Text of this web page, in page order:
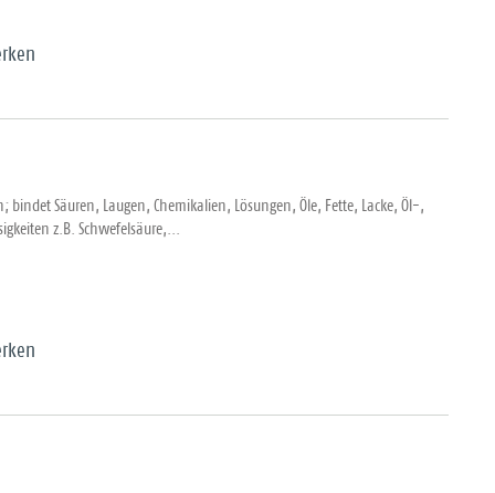
Säuren, Laugen, Chemikalien, Lösungen, Öle, Fette, Lacke, Öl-,
z.B. Schwefelsäure,...